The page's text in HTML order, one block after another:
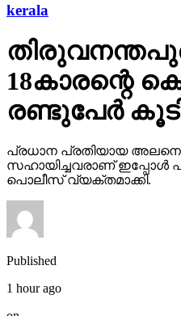
kerala
18കാരന്റെ
രണ്ടുപേര്‍
പ്രധാന പ്രതിയായ അലനെ
സഹായിച്ചവരാണ് ഇപ്പോള്‍
പൊലീസ് വ്യക്തമാക്കി.
Published
1 hour ago